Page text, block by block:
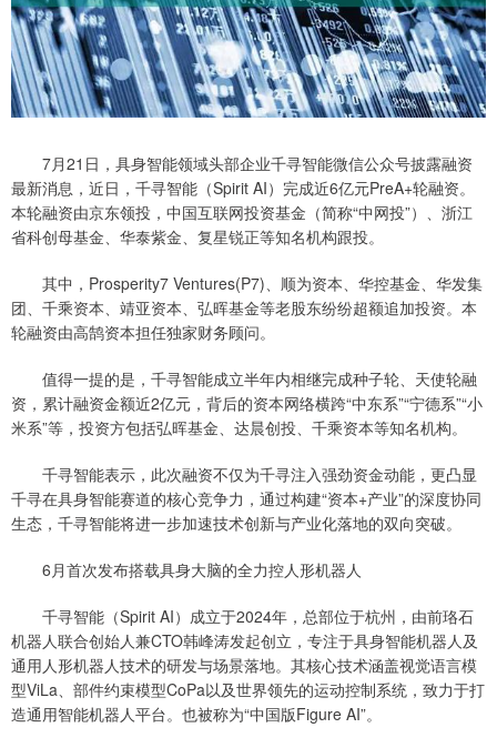
7月21日，具身智能领域头部企业千寻智能微信公众号披露融资
最新消息，近日，千寻智能（Spirit AI）完成近6亿元PreA+轮融资。
本轮融资由京东领投，中国互联网投资基金（简称“中网投”）、浙江
省科创母基金、华泰紫金、复星锐正等知名机构跟投。
其中，Prosperity7 Ventures(P7)、顺为资本、华控基金、华发集
团、千乘资本、靖亚资本、弘晖基金等老股东纷纷超额追加投资。本
轮融资由高鹄资本担任独家财务顾问。
值得一提的是，千寻智能成立半年内相继完成种子轮、天使轮融
资，累计融资金额近2亿元，背后的资本网络横跨“中东系”“宁德系”“小
米系”等，投资方包括弘晖基金、达晨创投、千乘资本等知名机构。
千寻智能表示，此次融资不仅为千寻注入强劲资金动能，更凸显
千寻在具身智能赛道的核心竞争力，通过构建“资本+产业”的深度协同
生态，千寻智能将进一步加速技术创新与产业化落地的双向突破。
6月首次发布搭载具身大脑的全力控人形机器人
千寻智能（Spirit AI）成立于2024年，总部位于杭州，由前珞石
机器人联合创始人兼CTO韩峰涛发起创立，专注于具身智能机器人及
通用人形机器人技术的研发与场景落地。其核心技术涵盖视觉语言模
型ViLa、部件约束模型CoPa以及世界领先的运动控制系统，致力于打
造通用智能机器人平台。也被称为“中国版Figure AI”。